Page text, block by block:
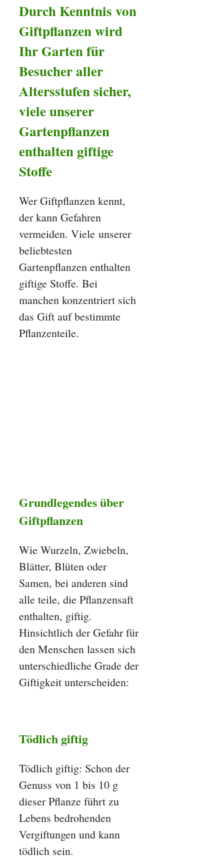
Durch Kenntnis von
Giftpflanzen wird
Ihr Garten für
Besucher aller
Altersstufen sicher,
viele unserer
Gartenpflanzen
enthalten giftige
Stoffe
Wer Giftpflanzen kennt,
der kann Gefahren
vermeiden. Viele unserer
beliebtesten
Gartenpflanzen enthalten
giftige Stoffe. Bei
manchen konzentriert sich
das Gift auf bestimmte
Pflanzenteile.
Grundlegendes über
Giftpflanzen
Wie Wurzeln, Zwiebeln,
Blätter, Blüten oder
Samen, bei anderen sind
alle teile, die Pflanzensaft
enthalten, giftig.
Hinsichtlich der Gefahr für
den Menschen lassen sich
unterschiedliche Grade der
Giftigkeit unterscheiden:
Tödlich giftig
Tödlich giftig: Schon der
Genuss von 1 bis 10 g
dieser Pflanze führt zu
Lebens bedrohenden
Vergiftungen und kann
tödlich sein.